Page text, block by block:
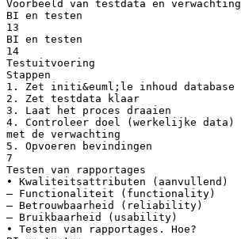
Voorbeeld van testdata en verwachting
BI en testen
13
BI en testen
14
Testuitvoering
Stappen
1. Zet initi&euml;le inhoud database
2. Zet testdata klaar
3. Laat het proces draaien
4. Controleer doel (werkelijke data)
met de verwachting
5. Opvoeren bevindingen
7
Testen van rapportages
• Kwaliteitsattributen (aanvullend)
– Functionaliteit (functionality)
– Betrouwbaarheid (reliability)
– Bruikbaarheid (usability)
• Testen van rapportages. Hoe?